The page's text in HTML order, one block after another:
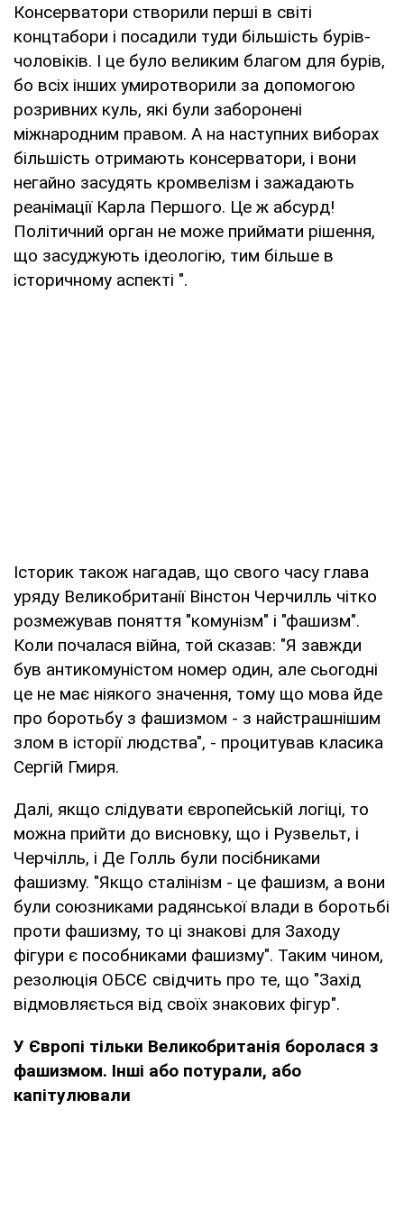
Консерватори створили перші в світі
концтабори і посадили туди більшість бурів-
чоловіків. І це було великим благом для бурів,
бо всіх інших умиротворили за допомогою
розривних куль, які були заборонені
міжнародним правом. А на наступних виборах
більшість отримають консерватори, і вони
негайно засудять кромвелізм і зажадають
реанімації Карла Першого. Це ж абсурд!
Політичний орган не може приймати рішення,
що засуджують ідеологію, тим більше в
історичному аспекті ".
Історик також нагадав, що свого часу глава
уряду Великобританії Вінстон Черчилль чітко
розмежував поняття "комунізм" і "фашизм".
Коли почалася війна, той сказав: "Я завжди
був антикомуністом номер один, але сьогодні
це не має ніякого значення, тому що мова йде
про боротьбу з фашизмом - з найстрашнішим
злом в історії людства", - процитував класика
Сергій Гмиря.
Далі, якщо слідувати європейській логіці, то
можна прийти до висновку, що і Рузвельт, і
Черчілль, і Де Голль були посібниками
фашизму. "Якщо сталінізм - це фашизм, а вони
були союзниками радянської влади в боротьбі
проти фашизму, то ці знакові для Заходу
фігури є пособниками фашизму". Таким чином,
резолюція ОБСЄ свідчить про те, що "Захід
відмовляється від своїх знакових фігур".
У Європі тільки Великобританія боролася з
фашизмом. Інші або потурали, або
капітулювали